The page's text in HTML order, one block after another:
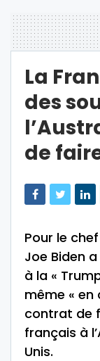
La
des
de
Pour le
Joe Biden
à la «
même «
contrat de
français à
Unis.